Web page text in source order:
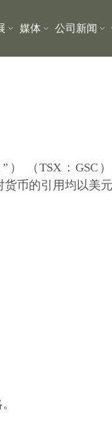
媒体 公司新闻
（TSX：GSC）
币的引用均以美元